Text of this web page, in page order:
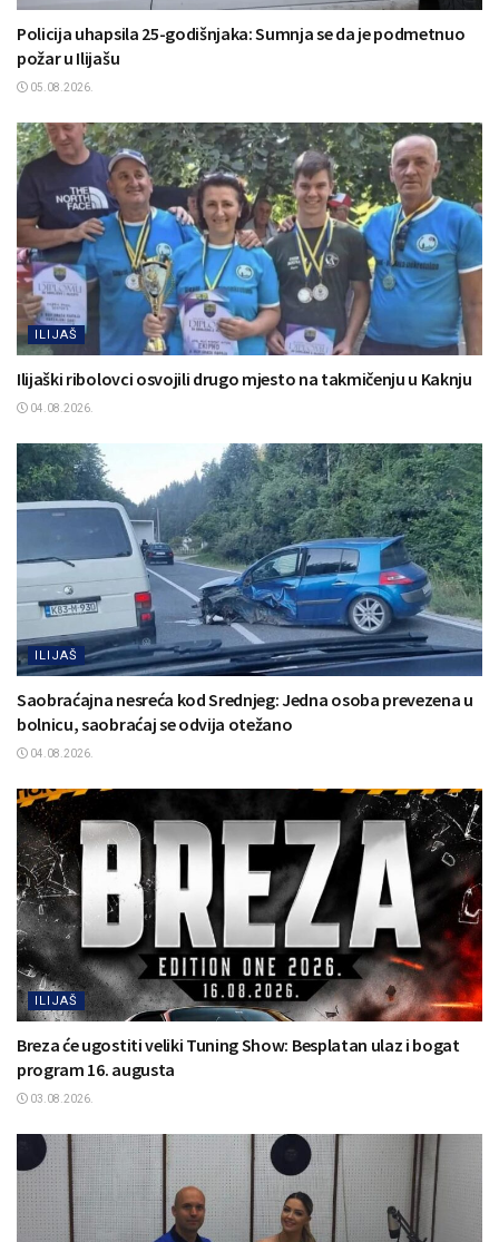
Policija uhapsila 25-godišnjaka: Sumnja se da je podmetnuo
požar u Ilijašu
05.08.2026.
ILIJAŠ
Ilijaški ribolovci osvojili drugo mjesto na takmičenju u Kaknju
04.08.2026.
ILIJAŠ
Saobraćajna nesreća kod Srednjeg: Jedna osoba prevezena u
bolnicu, saobraćaj se odvija otežano
04.08.2026.
ILIJAŠ
Breza će ugostiti veliki Tuning Show: Besplatan ulaz i bogat
program 16. augusta
03.08.2026.